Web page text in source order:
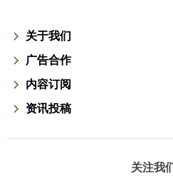
关于我们
广告合作
内容订阅
资讯投稿
关注我